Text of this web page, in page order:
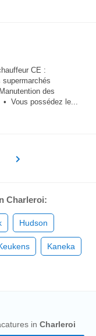
CE :
des
• Vous possédez le...
Charleroi:
Hudson
Kaneka
in Charleroi